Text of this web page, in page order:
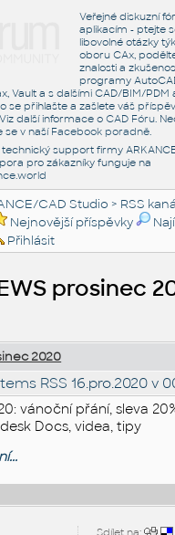
Veřejné diskuzní
aplikacím - ptejte
libovolné otázky
oboru CAx,
znalosti a
programy
Vault a s dalšími CAD/BIM/PDM
se přihlašte a zašlete váš
další informace o CAD Fóru.
se v naší Facebook poradně.
support firmy
pro zákazníky funguje na
CAD Studio > RSS
Nejnovější příspěvky
Přihlásit
prosinec
2020
RSS 16.pro.2020 v
vánoční přání, sleva
Docs, videa, tipy
Sdílet na: